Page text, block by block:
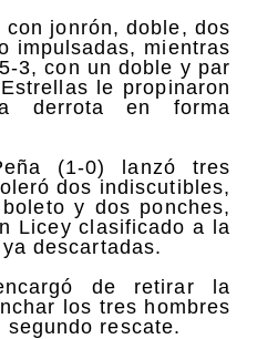
jonrón, doble, dos
impulsadas, mientras
3, con un doble y par
le propinaron
derrota en forma
(1-0) lanzó tres
dos indiscutibles,
y dos ponches,
Licey clasificado a la
descartadas.
de retirar la
los tres hombres
rescate.